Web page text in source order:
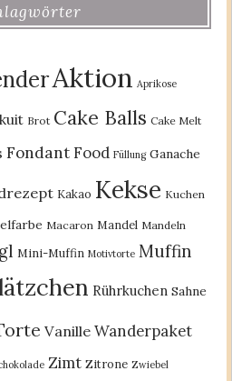
Aktion Aprikose
Brot Cake Balls Cake Melt
Fondant Food Füllung Ganache
Kakao Kekse Kuchen
Macaron Mandel Mandeln
Mini-Muffin Motivtorte Muffin
Rührkuchen Sahne
Vanille Wanderpaket
Zimt Zitrone Zwiebel